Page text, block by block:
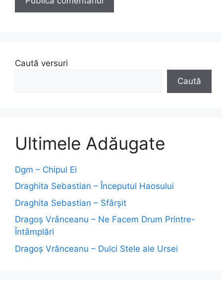
Caută versuri
Caută
Ultimele Adăugate
Dgm – Chipul Ei
Draghita Sebastian – Începutul Haosului
Draghita Sebastian – Sfârșit
Dragoş Vrânceanu – Ne Facem Drum Printre-
Întâmplări
Dragoş Vrânceanu – Dulci Stele ale Ursei